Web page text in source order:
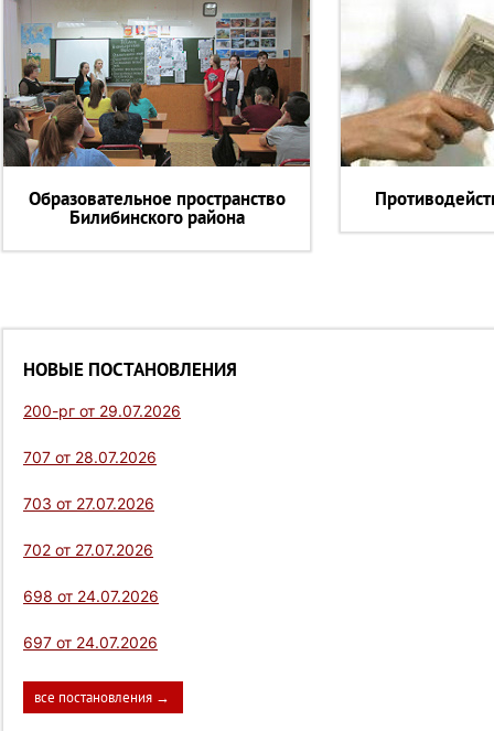
Образовательное пространство
Билибинского района
НОВЫЕ ПОСТАНОВЛЕНИЯ
200-рг от 29.07.2026
707 от 28.07.2026
703 от 27.07.2026
702 от 27.07.2026
698 от 24.07.2026
697 от 24.07.2026
все постановления →